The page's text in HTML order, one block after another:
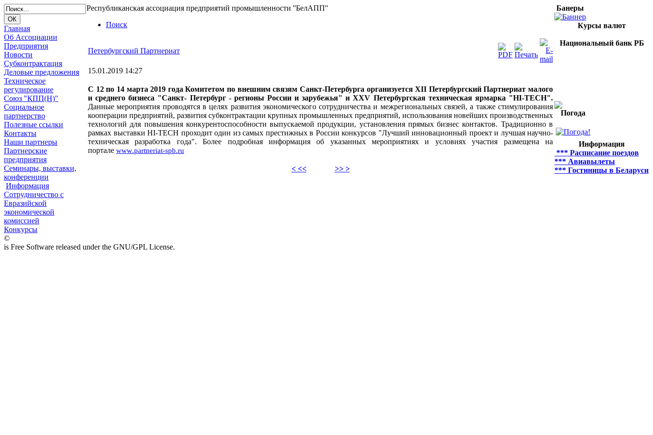
Главная
Об Ассоциации
Предприятия
Новости
Субконтрактация
Деловые предложения
Техническое
регулирование
Союз "КПП(Н)"
Социальное
партнерство
Полезные ссылки
Контакты
Наши партнеры
Партнерские
предприятия
Семинары, выставки,
конференции
Информация
Сотрудничество с
Евразийской
экономической
комиссией
Конкурсы
Республиканская ассоциация предприятий промышленности ''БелАПП''
Поиск
Петербургский Партнериат
15.01.2019 14:27
С 12 по 14 марта 2019 года Комитетом по внешним связям Санкт-Петербурга организуется XII Петербургский Партнериат малого
и среднего бизнеса "Санкт- Петербург - регионы России и зарубежья" и XXV Петербургская техническая ярмарка "HI-ТЕСН".
Данные мероприятия проводятся в целях развития экономического сотрудничества и межрегиональных связей, а также стимулирования
кооперации предприятий, развития субконтрактации крупных промышленных предприятий, использования новейших производственных
технологий для повышения конкурентоспособности выпускаемой продукции, установления прямых бизнес контактов. Традиционно в
рамках выставки HI-ТЕСН проходит один из самых престижных в России конкурсов "Лучший инновационный проект и лучшая научно-
техническая разработка года". Более подробная информация об указанных мероприятиях и условиях участия размещена на
портале www.partneriat-spb.ru
< << >> >
Банеры
Курсы валют
Национальный банк РБ
Погода
Информация
*** Расписание поездов
*** Авиавылеты
*** Гостиницы в Беларуси
©
is Free Software released under the GNU/GPL License.